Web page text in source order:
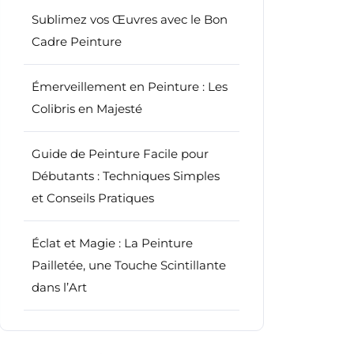
Sublimez vos Œuvres avec le Bon
Cadre Peinture
Émerveillement en Peinture : Les
Colibris en Majesté
Guide de Peinture Facile pour
Débutants : Techniques Simples
et Conseils Pratiques
Éclat et Magie : La Peinture
Pailletée, une Touche Scintillante
dans l’Art